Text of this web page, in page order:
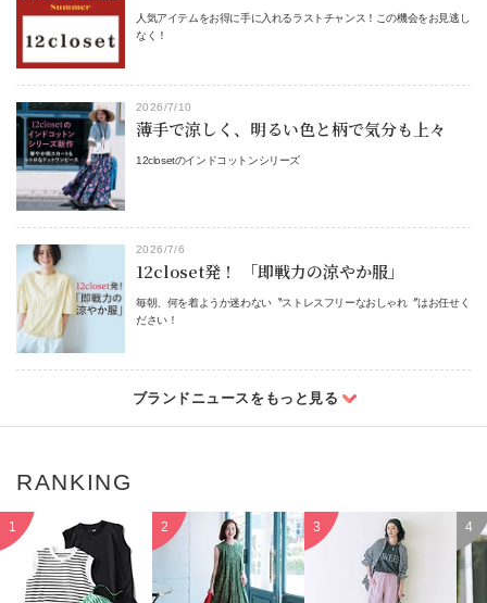
人気アイテムをお得に手に入れるラストチャンス！この機会をお見逃し
なく！
2026/7/10
薄手で涼しく、明るい色と柄で気分も上々
12closetのインドコットンシリーズ
2026/7/6
12closet発！ 「即戦力の涼やか服」
毎朝、何を着ようか迷わない〝ストレスフリーなおしゃれ〞はお任せく
ださい！